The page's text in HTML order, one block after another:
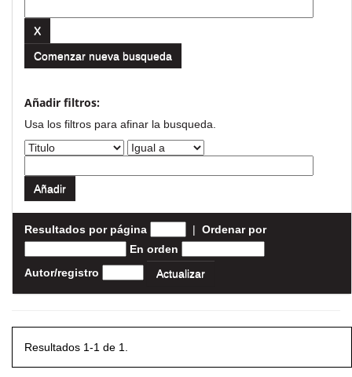
Comenzar nueva busqueda
Añadir filtros:
Usa los filtros para afinar la busqueda.
Resultados por página | Ordenar por
En orden
Autor/registro
Resultados 1-1 de 1.